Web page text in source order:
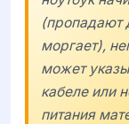
(пропадают
моргает),
может
кабеле или
питания